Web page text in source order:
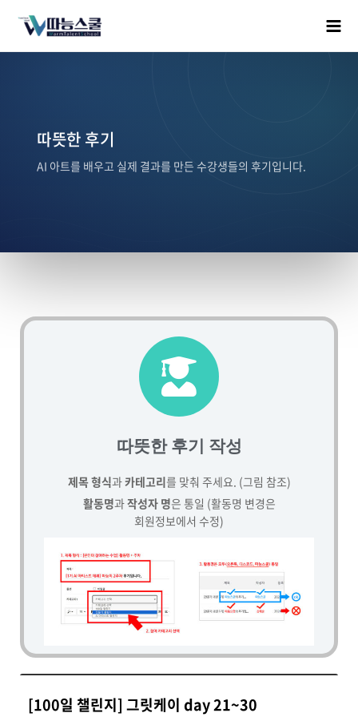
따뜻한 후기
AI 아트를 배우고 실제 결과를 만든 수강생들의 후기입니다.
따뜻한 후기 작성
제목 형식과카테고리를 맞춰 주세요. (그림 참조)
활동명과작성자 명은 통일 (활동명 변경은
회원정보에서 수정)
[100일 챌린지] 그릿케이 day 21~30